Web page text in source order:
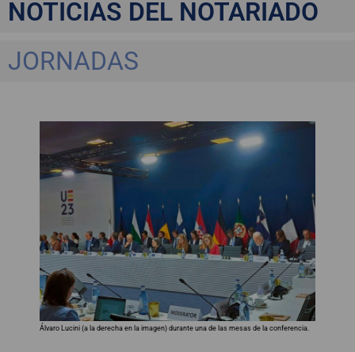
NOTICIAS DEL NOTARIADO
JORNADAS
Álvaro Lucini (a la derecha en la imagen) durante una de las mesas de la conferencia.